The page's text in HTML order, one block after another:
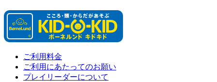
ご利用料金
ご利用にあたってのお願い
プレイリーダーについて